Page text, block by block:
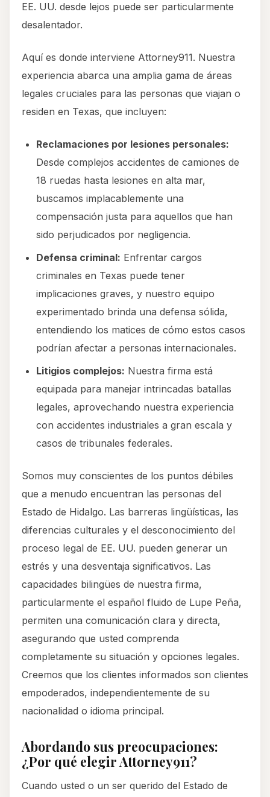
EE. UU. desde lejos puede ser particularmente
desalentador.
Aquí es donde interviene Attorney911. Nuestra
experiencia abarca una amplia gama de áreas
legales cruciales para las personas que viajan o
residen en Texas, que incluyen:
Reclamaciones por lesiones personales:
Desde complejos accidentes de camiones de
18 ruedas hasta lesiones en alta mar,
buscamos implacablemente una
compensación justa para aquellos que han
sido perjudicados por negligencia.
Defensa criminal: Enfrentar cargos
criminales en Texas puede tener
implicaciones graves, y nuestro equipo
experimentado brinda una defensa sólida,
entendiendo los matices de cómo estos casos
podrían afectar a personas internacionales.
Litigios complejos: Nuestra firma está
equipada para manejar intrincadas batallas
legales, aprovechando nuestra experiencia
con accidentes industriales a gran escala y
casos de tribunales federales.
Somos muy conscientes de los puntos débiles
que a menudo encuentran las personas del
Estado de Hidalgo. Las barreras lingüísticas, las
diferencias culturales y el desconocimiento del
proceso legal de EE. UU. pueden generar un
estrés y una desventaja significativos. Las
capacidades bilingües de nuestra firma,
particularmente el español fluido de Lupe Peña,
permiten una comunicación clara y directa,
asegurando que usted comprenda
completamente su situación y opciones legales.
Creemos que los clientes informados son clientes
empoderados, independientemente de su
nacionalidad o idioma principal.
Abordando sus preocupaciones:
¿Por qué elegir Attorney911?
Cuando usted o un ser querido del Estado de